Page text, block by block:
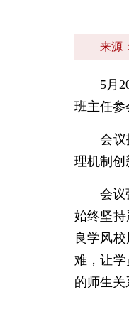
来源
5月20
班主任参
会议指
理机制创
会议强
始终坚
良学风
难，让
的师生关